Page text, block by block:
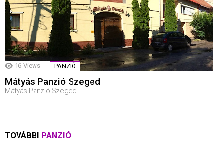
16 Views PANZIÓ
Mátyás Panzió Szeged
Mátyás Panzió Szeged
TOVÁBBI PANZIÓ